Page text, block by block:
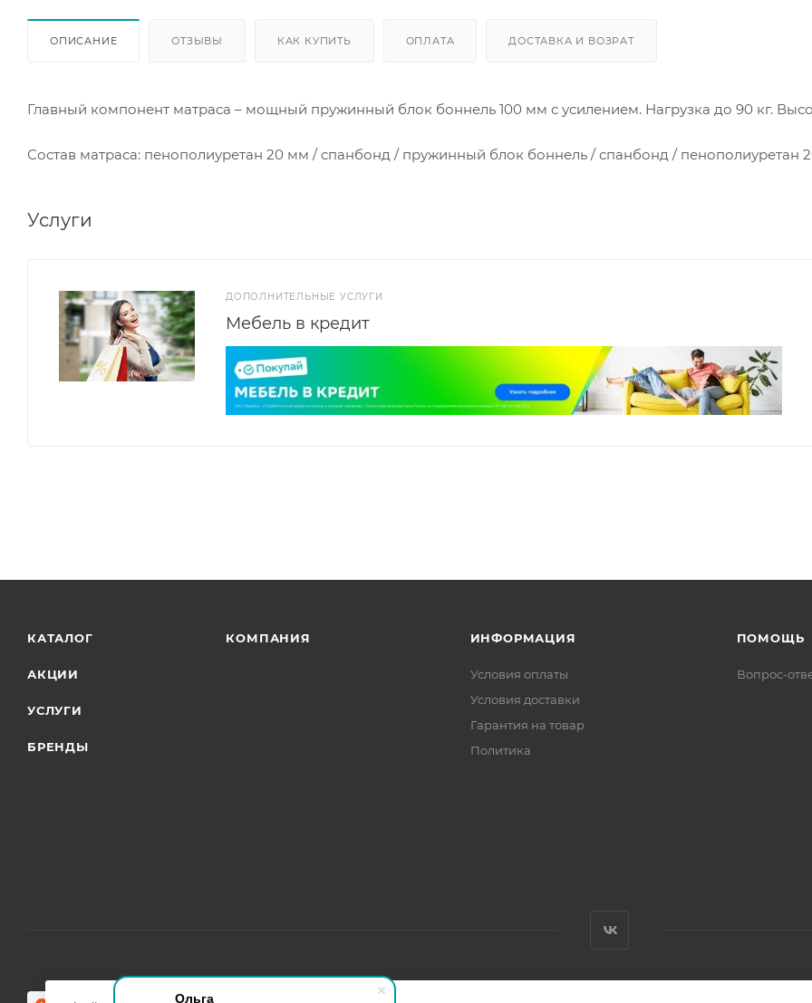
Ольга
ОПИСАНИЕ ОТЗЫВЫ КАК КУПИТЬ ОПЛАТА ДОСТАВКА И ВОЗРАТ
Главный компонент матраса – мощный пружинный блок боннель 100 мм с усилением. Нагрузка до 90 кг.
Состав матраса: пенополиуретан 20 мм / спанбонд / пружинный блок боннель / спанбонд / пенополиуретан
Услуги
ДОПОЛНИТЕЛЬНЫЕ УСЛУГИ
Мебель в кредит
КАТАЛОГ
АКЦИИ
УСЛУГИ
БРЕНДЫ
КОМПАНИЯ ИНФОРМАЦИЯ
Условия оплаты
Условия доставки
Гарантия на товар
Политика
ПОМОЩЬ
Вопрос-